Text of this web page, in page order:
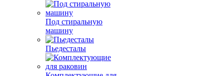
Под стиральную
машину
Пьедесталы